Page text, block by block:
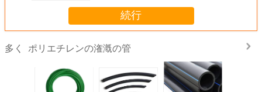
続行
多く ポリエチレンの潅漑の管